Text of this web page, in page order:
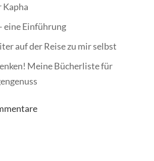
Kapha
eine Einführung
auf der Reise zu mir selbst
Meine Bücherliste für